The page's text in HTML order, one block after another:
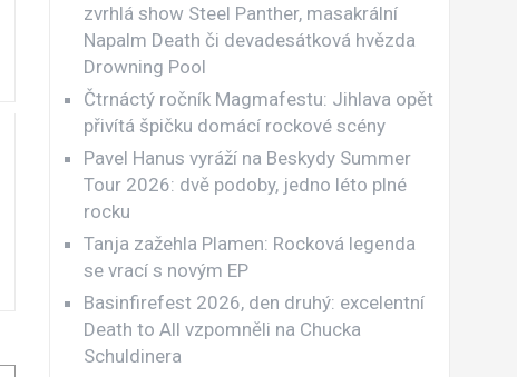
zvrhlá show Steel Panther, masakrální
Napalm Death či devadesátková hvězda
Drowning Pool
Čtrnáctý ročník Magmafestu: Jihlava opět
přivítá špičku domácí rockové scény
Pavel Hanus vyráží na Beskydy Summer
Tour 2026: dvě podoby, jedno léto plné
rocku
Tanja zažehla Plamen: Rocková legenda
se vrací s novým EP
Basinfirefest 2026, den druhý: excelentní
Death to All vzpomněli na Chucka
Schuldinera